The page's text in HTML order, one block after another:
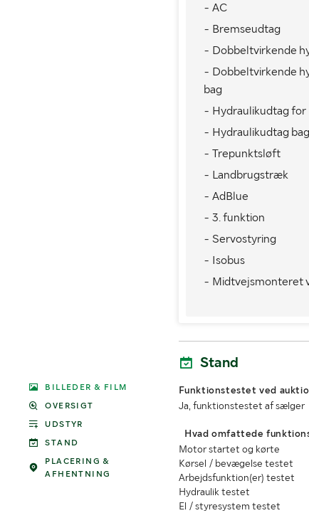
BILLEDER & FILM
OVERSIGT
UDSTYR
STAND
PLACERING &
AFHENTNING
- AC
- Bremseudtag
- Dobbeltvirkende
- Dobbeltvirkende
bag
- Hydraulikudtag for
- Hydraulikudtag bag
- Trepunktsløft
- Landbrugstræk
- AdBlue
- 3. funktion
- Servostyring
- Isobus
- Midtvejsmonteret
Stand
Funktionstestet ved
Ja, funktionstestet af sælger
Hvad omfattede
Motor startet og kørte
Kørsel / bevægelse testet
Arbejdsfunktion(er) testet
Hydraulik testet
El / styresystem testet